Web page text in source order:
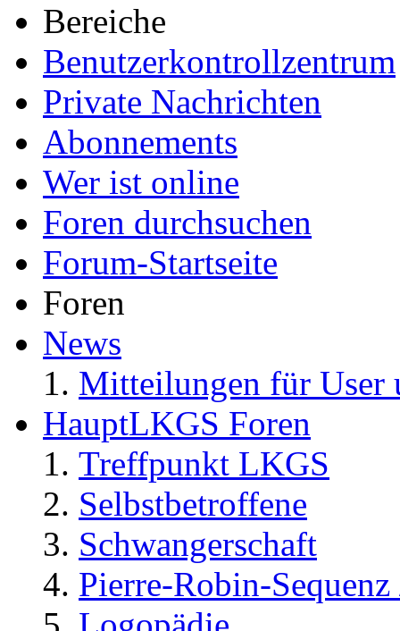
Bereiche
Benutzerkontrollzentrum
Private Nachrichten
Abonnements
Wer ist online
Foren durchsuchen
Forum-Startseite
Foren
News
Mitteilungen für User
HauptLKGS Foren
Treffpunkt LKGS
Selbstbetroffene
Schwangerschaft
Pierre-Robin-